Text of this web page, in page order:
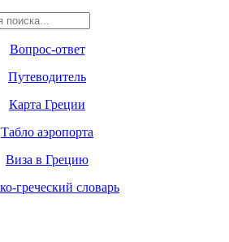
Вопрос-ответ
Путеводитель
Карта Греции
Табло аэропорта
Виза в Грецию
греческий словарь